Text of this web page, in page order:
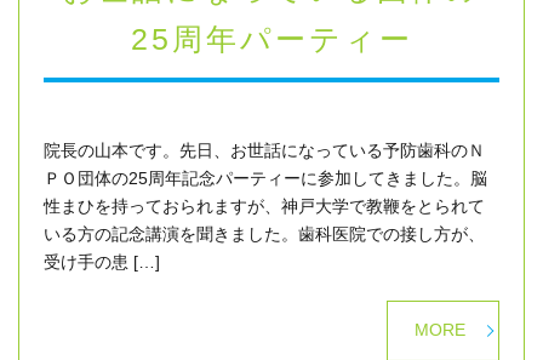
25周年パーティー
院長の山本です。先日、お世話になっている予防歯科のＮ
ＰＯ団体の25周年記念パーティーに参加してきました。脳
性まひを持っておられますが、神戸大学で教鞭をとられて
いる方の記念講演を聞きました。歯科医院での接し方が、
受け手の患 […]
MORE